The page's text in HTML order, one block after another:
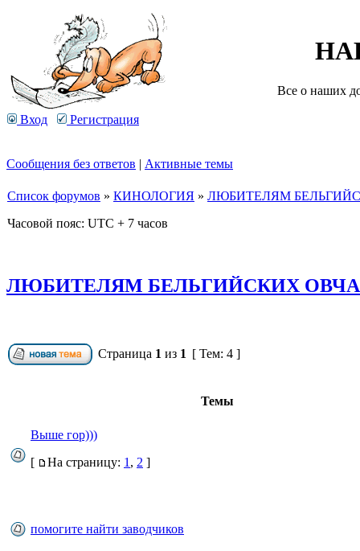
Все о наших
Вход Регистрация
Сообщения без ответов | Активные темы
Список форумов » КИНОЛОГИЯ » ЛЮБИТЕЛЯМ
Часовой пояс: UTC + 7 часов
ЛЮБИТЕЛЯМ БЕЛЬГИЙСКИХ
Страница 1 из 1 [ Тем: 4 ]
Темы
Выше гор)))
[
На страницу: 1 , 2 ]
помогите найти заводчиков